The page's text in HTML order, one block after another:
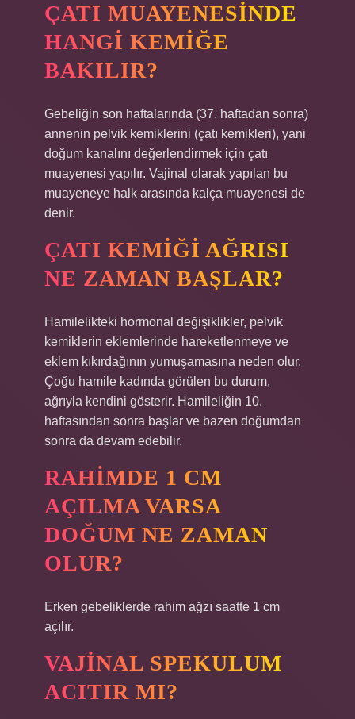
ÇATI MUAYENESINDE
HANGI KEMIĞE
BAKILIR?
Gebeliğin son haftalarında (37. haftadan sonra)
annenin pelvik kemiklerini (çatı kemikleri), yani
doğum kanalını değerlendirmek için çatı
muayenesi yapılır. Vajinal olarak yapılan bu
muayeneye halk arasında kalça muayenesi de
denir.
ÇATI KEMIĞI AĞRISI
NE ZAMAN BAŞLAR?
Hamilelikteki hormonal değişiklikler, pelvik
kemiklerin eklemlerinde hareketlenmeye ve
eklem kıkırdağının yumuşamasına neden olur.
Çoğu hamile kadında görülen bu durum,
ağrıyla kendini gösterir. Hamileliğin 10.
haftasından sonra başlar ve bazen doğumdan
sonra da devam edebilir.
RAHIMDE 1 CM
AÇILMA VARSA
DOĞUM NE ZAMAN
OLUR?
Erken gebeliklerde rahim ağzı saatte 1 cm
açılır.
VAJINAL SPEKULUM
ACITIR MI?